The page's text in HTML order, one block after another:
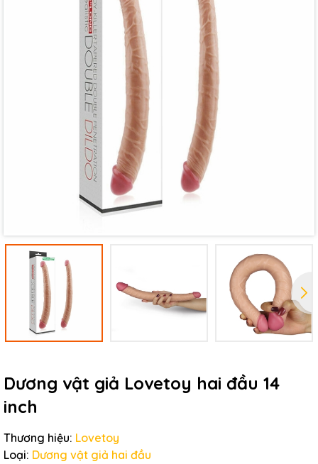
Dương vật giả Lovetoy hai đầu 14
inch
Thương hiệu: Lovetoy
Loại: Dương vật giả hai đầu